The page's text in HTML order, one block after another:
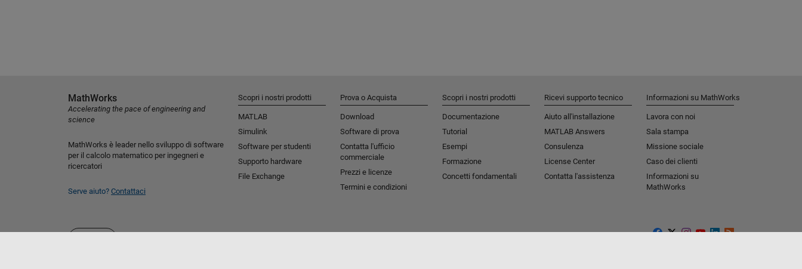
MathWorks
Accelerating the pace of engineering and
science
MathWorks è leader nello sviluppo di software
per il calcolo matematico per ingegneri e
ricercatori
Serve aiuto? Contattaci
Scopri i nostri prodotti
MATLAB
Simulink
Software per studenti​
Supporto hardware
File Exchange
Prova o Acquista
Download
Software di prova
Contatta l'ufficio
commerciale
Prezzi e licenze
Termini e condizioni
Scopri i nostri prodotti
Documentazione
Tutorial
Esempi
Formazione
Concetti fondamentali
Ricevi supporto tecnico
Aiuto all'installazione
MATLAB Answers
Consulenza
License Center
Contatta l'assistenza
Informazioni su MathWorks
Lavora con noi
Sala stampa
Missione sociale​
Caso dei clienti
Informazioni su
MathWorks